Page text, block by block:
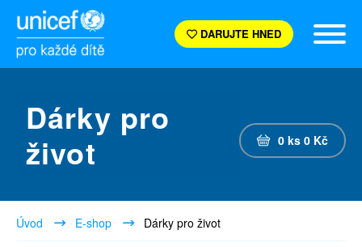
DARUJTE HNED
Dárky pro
život
0 ks 0 Kč
Úvod E-shop Dárky pro život